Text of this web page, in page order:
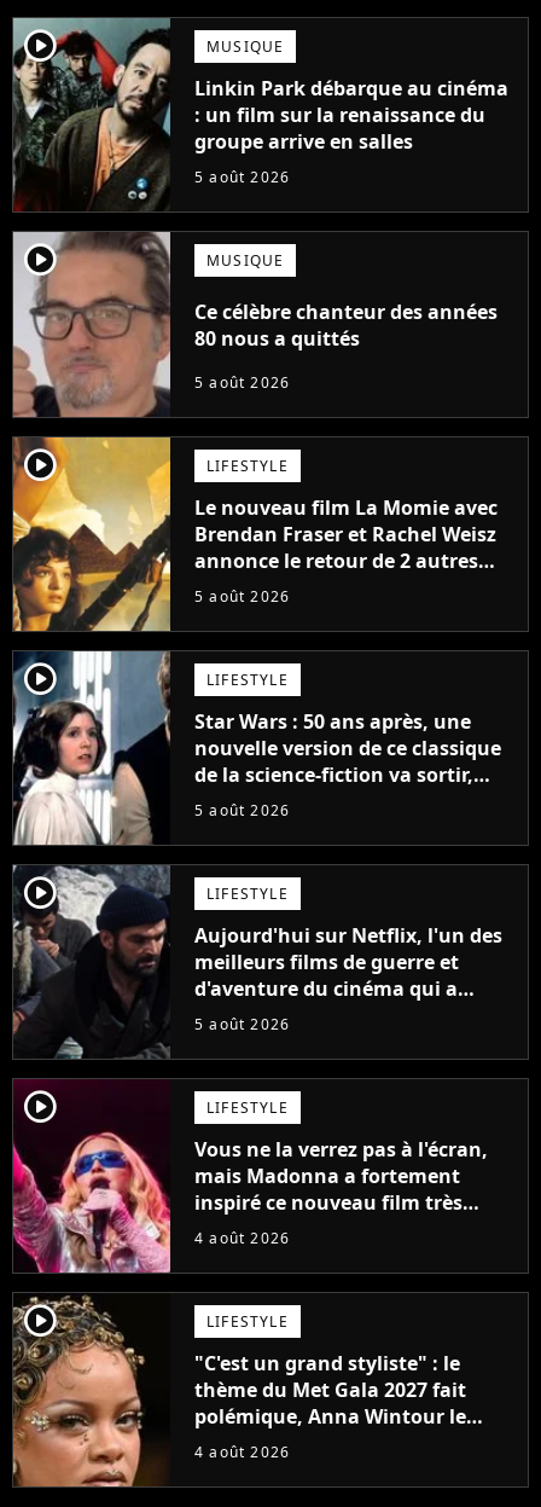
player2 MUSIQUE
Linkin Park débarque au cinéma
: un film sur la renaissance du
groupe arrive en salles
5 août 2026
player2 MUSIQUE
Ce célèbre chanteur des années
80 nous a quittés
5 août 2026
player2 LIFESTYLE
Le nouveau film La Momie avec
Brendan Fraser et Rachel Weisz
annonce le retour de 2 autres
personnages emblématiques de
5 août 2026
player2 LIFESTYLE
Star Wars : 50 ans après, une
nouvelle version de ce classique
de la science-fiction va sortir,
mais on ne la verra jamais en
5 août 2026
player2 LIFESTYLE
Aujourd'hui sur Netflix, l'un des
meilleurs films de guerre et
d'aventure du cinéma qui a
connu un succès retentissant à
5 août 2026
player2 LIFESTYLE
Vous ne la verrez pas à l'écran,
mais Madonna a fortement
inspiré ce nouveau film très
attendu
4 août 2026
player2 LIFESTYLE
"C'est un grand styliste" : le
thème du Met Gala 2027 fait
polémique, Anna Wintour le
défend
4 août 2026